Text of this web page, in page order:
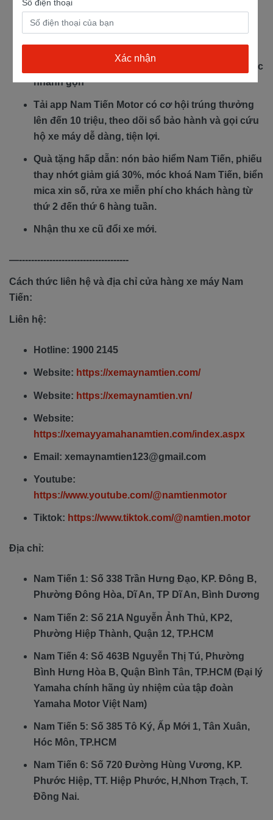
Bảo hành 3 năm hoặc 30.000km.
Giao xe miễn phí tận nhà.
Hỗ trợ trả góp lãi suất 0% nhận cà vẹt gốc, thủ tục
nhanh gọn
Tải app Nam Tiến Motor có cơ hội trúng thưởng
lên đến 10 triệu, theo dõi sổ bảo hành và gọi cứu
hộ xe máy dễ dàng, tiện lợi.
Quà tặng hấp dẫn: nón bảo hiểm Nam Tiến, phiếu
thay nhớt giảm giá 30%, móc khoá Nam Tiến, biển
mica xin số, rửa xe miễn phí cho khách hàng từ
thứ 2 đến thứ 6 hàng tuần.
Nhận thu xe cũ đổi xe mới.
—------------------------------------
Cách thức liên hệ và địa chỉ cửa hàng xe máy Nam
Tiến:
Liên hệ:
Hotline: 1900 2145
Website: https://xemaynamtien.com/
Website: https://xemaynamtien.vn/
Website:
https://xemayyamahanamtien.com/index.aspx
Email: xemaynamtien123@gmail.com
Youtube:
https://www.youtube.com/@namtienmotor
Tiktok: https://www.tiktok.com/@namtien.motor
Địa chỉ:
Nam Tiến 1: Số 338 Trần Hưng Đạo, KP. Đông B,
Phường Đông Hòa, Dĩ An, TP Dĩ An, Bình Dương
Nam Tiến 2: Số 21A Nguyễn Ảnh Thủ, KP2,
Phường Hiệp Thành, Quận 12, TP.HCM
Nam Tiến 4: Số 463B Nguyễn Thị Tú, Phường
Bình Hưng Hòa B, Quận Bình Tân, TP.HCM (Đại lý
Yamaha chính hãng ủy nhiệm của tập đoàn
Yamaha Motor Việt Nam)
Nam Tiến 5: Số 385 Tô Ký, Ấp Mới 1, Tân Xuân,
Hóc Môn, TP.HCM
Nam Tiến 6: Số 720 Đường Hùng Vương, KP.
Phước Hiệp, TT. Hiệp Phước, H,Nhơn Trạch, T.
Đồng Nai​​​.
Số điện thoại